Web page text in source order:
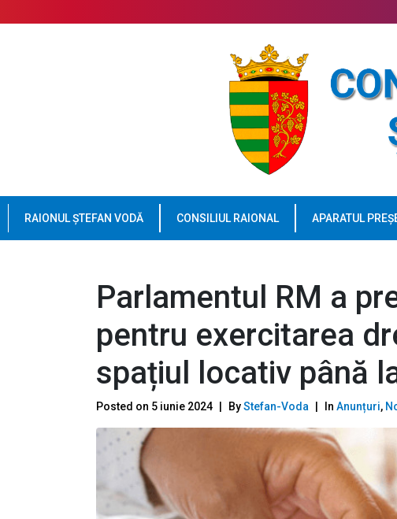
RAIONUL ȘTEFAN VODĂ CONSILIUL RAIONAL APARATUL
Parlamentul RM a
pentru exercitarea
spațiul locativ până
Posted on 5 iunie 2024 ByStefan-Voda In Anunțuri,